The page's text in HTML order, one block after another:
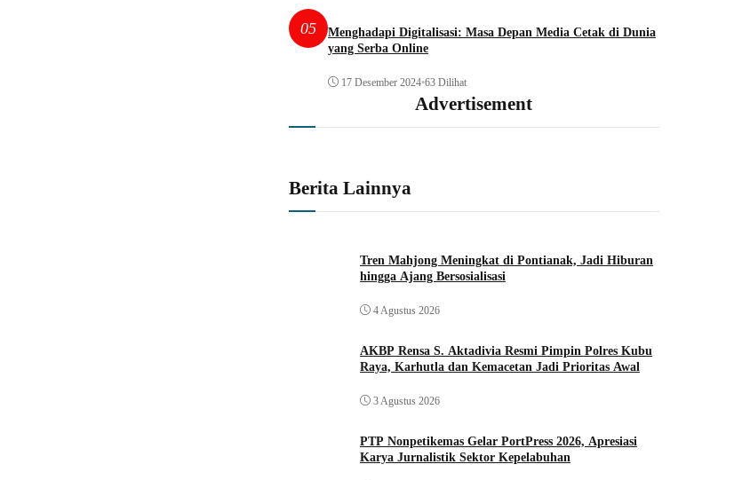
05
Menghadapi Digitalisasi: Masa Depan Media Cetak di Dunia
yang Serba Online
17 Desember 2024•63 Dilihat
Advertisement
Berita Lainnya
Tren Mahjong Meningkat di Pontianak, Jadi Hiburan
hingga Ajang Bersosialisasi
4 Agustus 2026
AKBP Rensa S. Aktadivia Resmi Pimpin Polres Kubu
Raya, Karhutla dan Kemacetan Jadi Prioritas Awal
3 Agustus 2026
PTP Nonpetikemas Gelar PortPress 2026, Apresiasi
Karya Jurnalistik Sektor Kepelabuhan